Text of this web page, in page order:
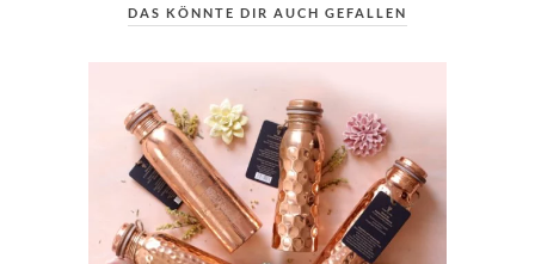
DAS KÖNNTE DIR AUCH GEFALLEN